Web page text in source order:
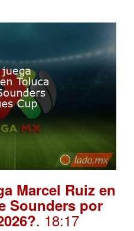
Marcel Ruiz en
Sounders por
. 18:17